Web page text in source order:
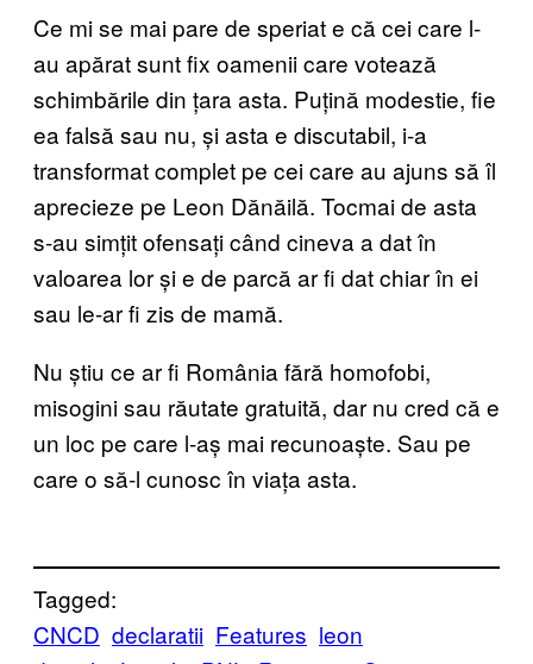
Ce mi se mai pare de speriat e că cei care l-
au apărat sunt fix oamenii care votează
schimbările din țara asta. Puțină modestie, fie
ea falsă sau nu, și asta e discutabil, i-a
transformat complet pe cei care au ajuns să îl
aprecieze pe Leon Dănăilă. Tocmai de asta
s-au simțit ofensați când cineva a dat în
valoarea lor și e de parcă ar fi dat chiar în ei
sau le-ar fi zis de mamă.
Nu știu ce ar fi România fără homofobi,
misogini sau răutate gratuită, dar nu cred că e
un loc pe care l-aș mai recunoaște. Sau pe
care o să-l cunosc în viața asta.
Tagged:
CNCD declaratii Features leon